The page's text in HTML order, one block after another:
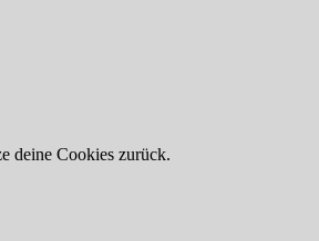
deine Cookies zurück.